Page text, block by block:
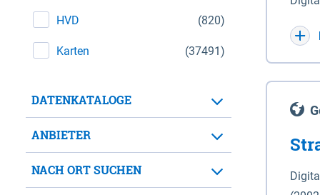
(820)
HVD
(37491)
Karten
DATENKATALOGE
ANBIETER
NACH ORT SUCHEN
WGS
für
der in